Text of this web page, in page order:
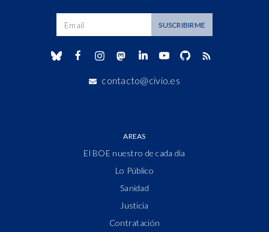
SUSCRIBIRME
contacto@civio.es
AREAS
El BOE nuestro de cada día
Lo Público
Sanidad
Justicia
Contratación